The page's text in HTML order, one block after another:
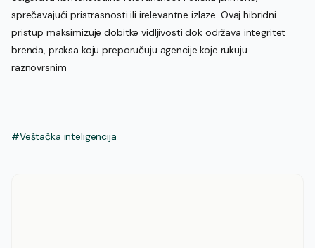
sprečavajući pristrasnosti ili irelevantne izlaze. Ovaj hibridni
pristup maksimizuje dobitke vidljivosti dok održava integritet
brenda, praksa koju preporučuju agencije koje rukuju
raznovrsnim
#Veštačka inteligencija